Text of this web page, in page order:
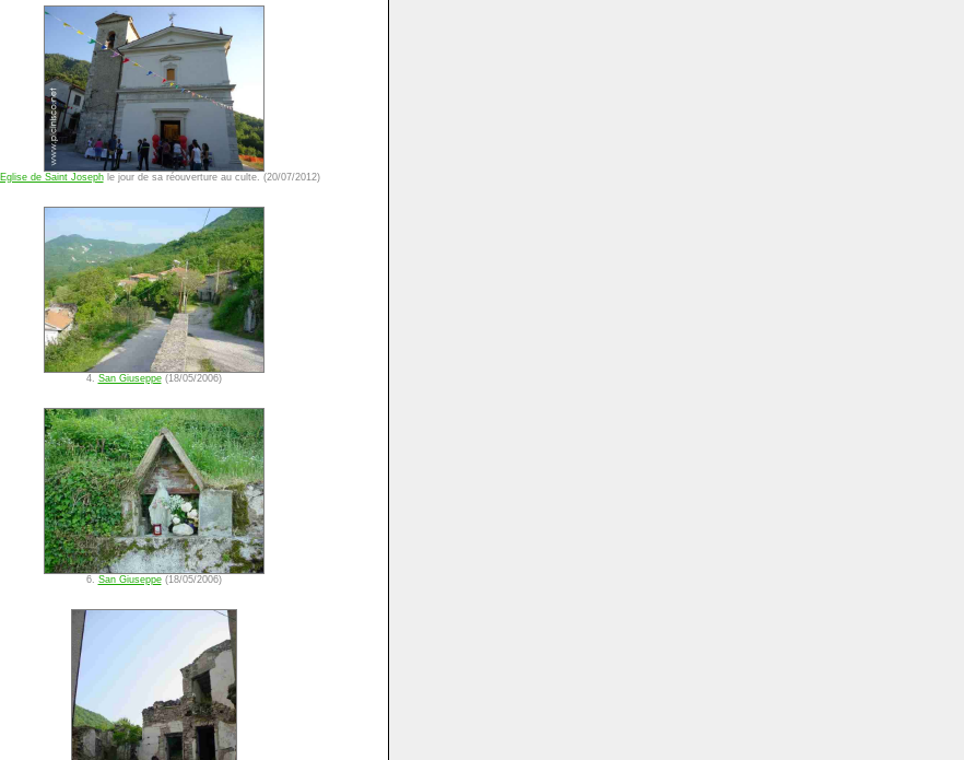
Eglise de Saint Josephle jour de sa réouverture au culte. (20/07/2012)
4. San Giuseppe(18/05/2006)
6. San Giuseppe(18/05/2006)